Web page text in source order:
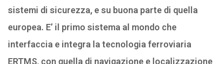
sistemi di sicurezza, e su buona parte di quella
europea. E’ il primo sistema al mondo che
interfaccia e integra la tecnologia ferroviaria
ERTMS, con quella di navigazione e localizzazione